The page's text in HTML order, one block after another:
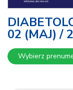
02 (MAJ) /
Wybierz